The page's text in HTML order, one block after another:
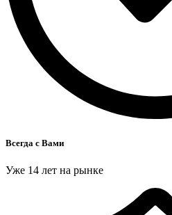
Всегда с Вами
Уже 14 лет на рынке